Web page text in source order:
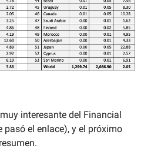
interesante del Financial
pasó el enlace), y el próximo